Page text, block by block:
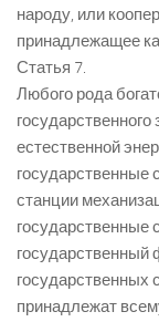
народу, или
принадлежащее
Статья 7.
Любого рода
естественной
государственные
станции
государственные
государственный
государственных
принадлежат